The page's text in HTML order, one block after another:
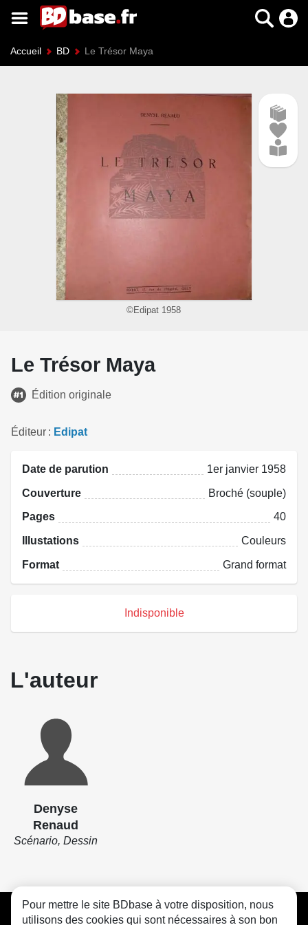
Accueil BD Le Trésor Maya
©Edipat 1958
Le Trésor Maya
Édition originale
Éditeur Edipat
Date de parution 1er janvier 1958
Couverture Broché (souple)
Pages 40
Illustations Couleurs
Format Grand format
Indisponible
L'auteur
Denyse
Renaud
Scénario, Dessin
CGU FAQ Contact Cookies
Pour mettre le site BDbase à votre disposition, nous
utilisons des cookies qui sont nécessaires à son bon